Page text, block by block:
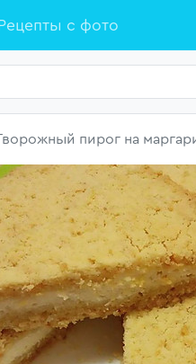
с фото
пирог на